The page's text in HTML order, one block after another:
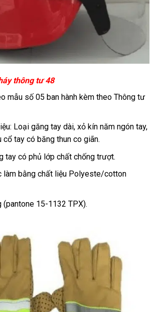
thông tư 48
mẫu số 05 ban hành kèm theo Thông tư
Loại găng tay dài, xỏ kín năm ngón tay,
tay có băng thun co giãn.
tay có phủ lớp chất chống trượt.
làm bằng chất liệu Polyeste/cotton
(pantone 15-1132 TPX).